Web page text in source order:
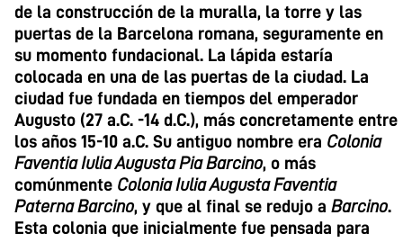
de la construcción de la muralla, la torre y las
puertas de la Barcelona romana, seguramente en
su momento fundacional. La lápida estaría
colocada en una de las puertas de la ciudad. La
ciudad fue fundada en tiempos del emperador
Augusto (27 a.C. -14 d.C.), más concretamente entre
los años 15-10 a.C. Su antiguo nombre era Colonia
Faventia Iulia Augusta Pia Barcino, o más
comúnmente Colonia Iulia Augusta Faventia
Paterna Barcino, y que al final se redujo a Barcino.
Esta colonia que inicialmente fue pensada para